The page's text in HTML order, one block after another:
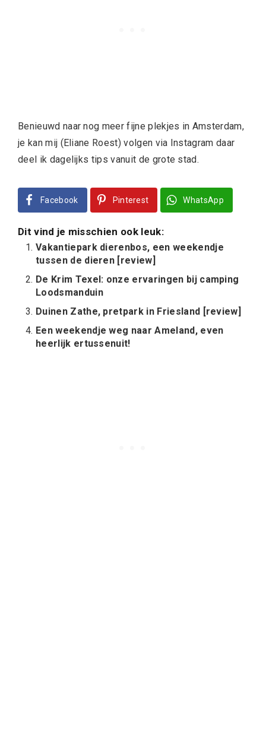
Benieuwd naar nog meer fijne plekjes in Amsterdam,
je kan mij (Eliane Roest) volgen via Instagram daar
deel ik dagelijks tips vanuit de grote stad.
Facebook Pinterest WhatsApp
Dit vind je misschien ook leuk:
Vakantiepark dierenbos, een weekendje
tussen de dieren [review]
De Krim Texel: onze ervaringen bij camping
Loodsmanduin
Duinen Zathe, pretpark in Friesland [review]
Een weekendje weg naar Ameland, even
heerlijk ertussenuit!